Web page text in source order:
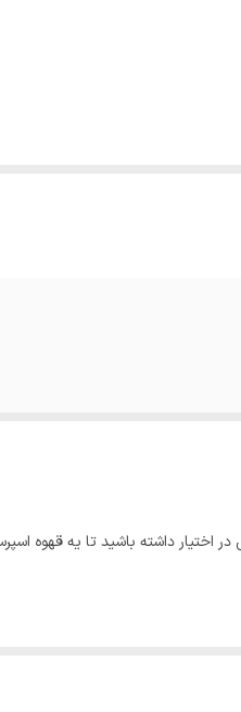
داشته باشید تا یه قهوه